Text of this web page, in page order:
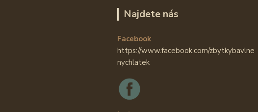
Najdete nás
Facebook
https://www.facebook.com/zbytkybavlne
nychlatek